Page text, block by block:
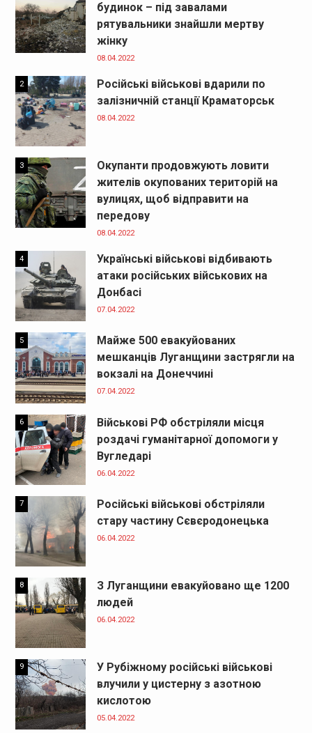
будинок – під завалами
рятувальники знайшли мертву
жінку
08.04.2022
2
Російські військові вдарили по
залізничній станції Краматорськ
08.04.2022
3
Окупанти продовжують ловити
жителів окупованих територій на
вулицях, щоб відправити на
передову
08.04.2022
4
Українські військові відбивають
атаки російських військових на
Донбасі
07.04.2022
5
Майже 500 евакуйованих
мешканців Луганщини застрягли на
вокзалі на Донеччині
07.04.2022
6
Військові РФ обстріляли місця
роздачі гуманітарної допомоги у
Вугледарі
06.04.2022
7
Російські військові обстріляли
стару частину Сєвєродонецька
06.04.2022
8
З Луганщини евакуйовано ще 1200
людей
06.04.2022
9
У Рубіжному російські військові
влучили у цистерну з азотною
кислотою
05.04.2022